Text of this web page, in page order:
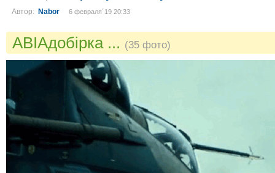
Автор: Nabor 6 февраля´19 20:33
АВІАдобірка ... (35 фото)